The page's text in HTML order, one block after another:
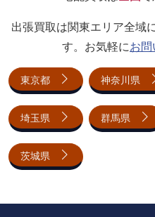
出張買取は関東エリア全域
す。お気軽にお
東京都 神奈川県
埼玉県 群馬県
茨城県